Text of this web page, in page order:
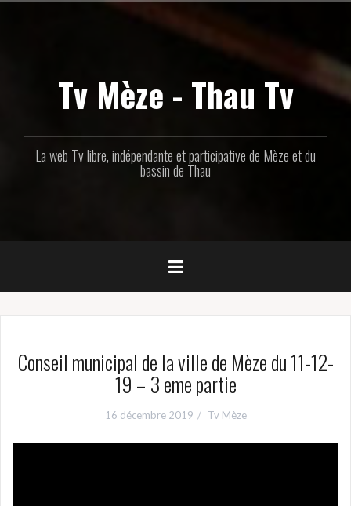
Tv Mèze - Thau Tv
La web Tv libre, indépendante et participative de Mèze et du
bassin de Thau
Conseil municipal de la ville de Mèze du 11-12-
19 – 3 eme partie
16 décembre 2019 Tv Mèze